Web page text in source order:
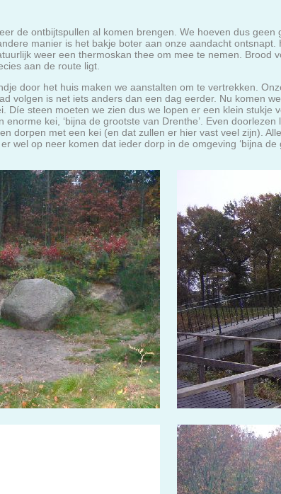
de ontbijtspullen al komen brengen. We hoeven dus
manier is het bakje boter aan onze aandacht
weer een thermoskan thee om mee te nemen. Brood
aan de route ligt.
door het huis maken we aanstalten om te vertrekken.
volgen is net iets anders dan een dag eerder. Nu komen
Díe steen moeten we zien dus we lopen er een klein stukje
kei, ‘bijna de grootste van Drenthe’. Even
dorpen met een kei (en dat zullen er hier vast veel zijn).
wel op neer komen dat ieder dorp in de omgeving ‘bijna de